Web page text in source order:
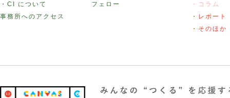
・CI について
事務所へのアクセス
フェロー
・コラム
・レポート
・そのほか